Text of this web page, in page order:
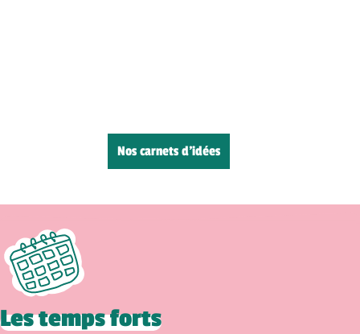
Nos carnets d’idées
Les temps forts